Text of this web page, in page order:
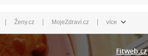
| Ženy.cz | MojeZdraví.cz | více
Fitweb.cz